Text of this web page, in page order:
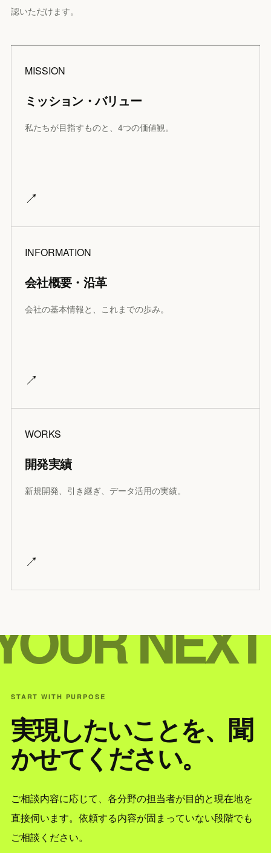
認いただけます。
MISSION
ミッション・バリュー
私たちが目指すものと、4つの価値観。
↗
INFORMATION
会社概要・沿革
会社の基本情報と、これまでの歩み。
↗
WORKS
開発実績
新規開発、引き継ぎ、データ活用の実績。
↗
START WITH PURPOSE
実現したいことを、聞
かせてください。
ご相談内容に応じて、各分野の担当者が目的と現在地を
直接伺います。依頼する内容が固まっていない段階でも
ご相談ください。